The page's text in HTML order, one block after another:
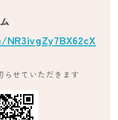
せていただきます